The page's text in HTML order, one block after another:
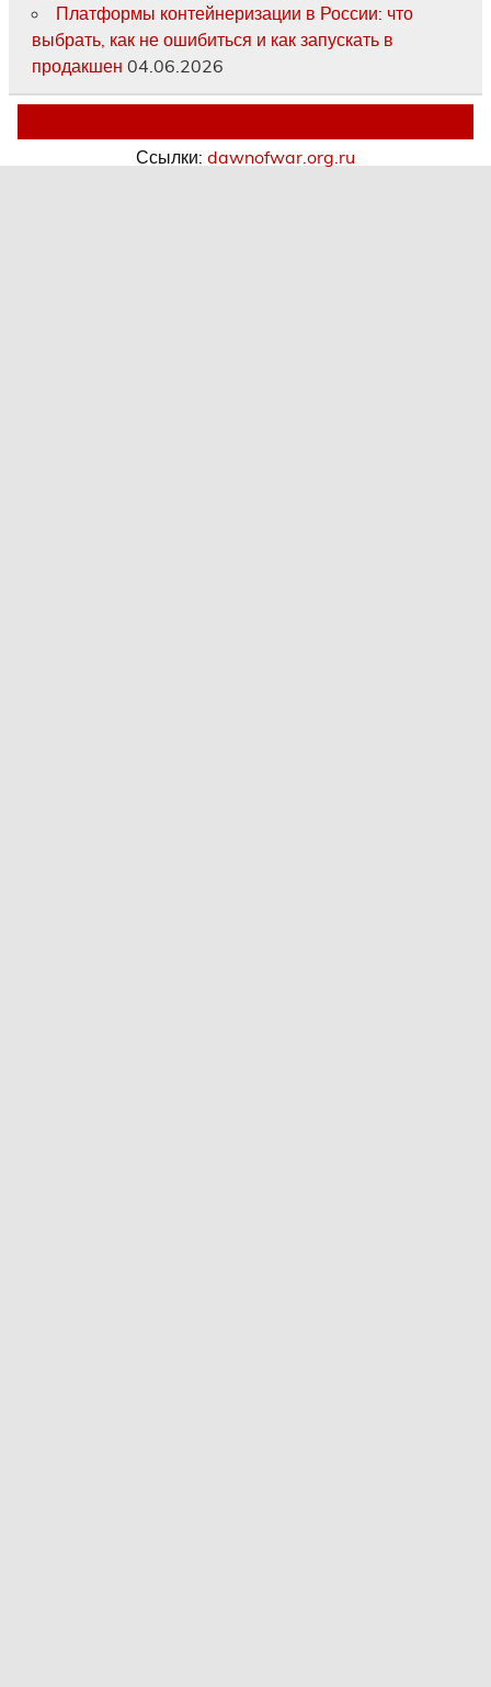
Платформы контейнеризации в России: что
выбрать, как не ошибиться и как запускать в
продакшен 04.06.2026
Ссылки: dawnofwar.org.ru